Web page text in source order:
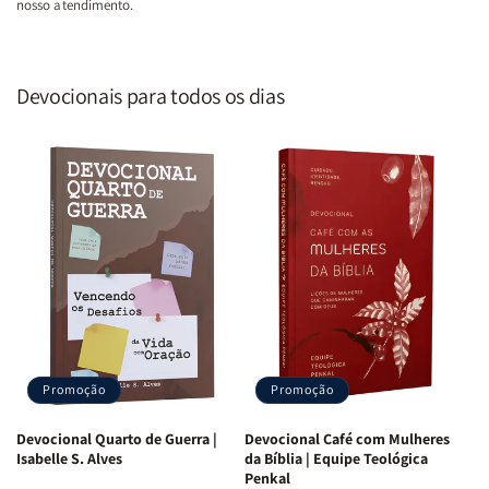
nosso atendimento.
Devocionais para todos os dias
Promoção
Devocional Quarto de Guerra |
Isabelle S. Alves
Promoção
Devocional Café com Mulheres
da Bíblia | Equipe Teológica
Penkal